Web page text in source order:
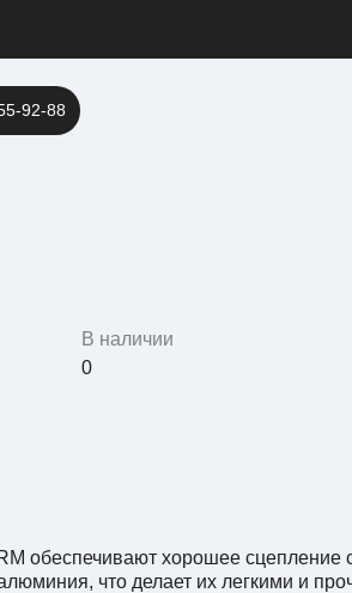
92-88
В наличии
0
обеспечивают хорошее сцепление
что делает их легкими и